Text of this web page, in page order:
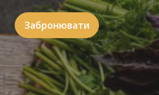
Забронювати